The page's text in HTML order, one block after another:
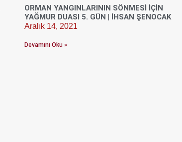
ORMAN YANGINLARININ SÖNMESI İÇIN
YAĞMUR DUASI 5. GÜN | İHSAN ŞENOCAK
Aralık 14, 2021
Devamını Oku »